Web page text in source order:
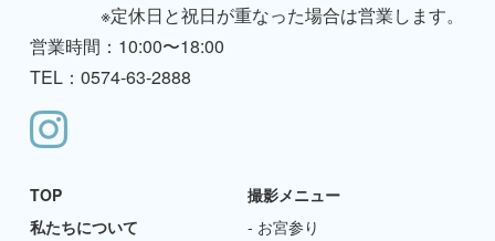
※定休日と祝日が重なった場合は営業します。
営業時間：10:00〜18:00
TEL：0574-63-2888
TOP
私たちについて
撮影メニュー
お宮参り